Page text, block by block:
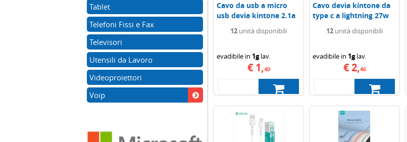
Cavo da usb a micro
usb devia kintone 2.1a
12 unità disponibili
evadibile in 1glav.
€ 1,40
Cavo devia kintone da
type c a lightning 27w
12 unità disponibili
evadibile in 1glav.
€ 2,46
Tablet
Telefoni Fissi e Fax
Televisori
Utensili da Lavoro
Videoproiettori
Voip